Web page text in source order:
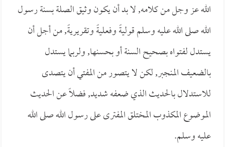
الله عز وجل من كلامه, لا بد أن يكون وثيق الصلة بسنة رسول
الله صلى الله عليه وسلم قوليةً وفعليةً وتقريريةً, من أجل أن
يستدل لفتواه بصحيح السنة أو بحسنها, ولربما يستدل
بالضعيف المنجبر, لكن لا يتصور من المفتي أن يتصدى
للاستدلال بالحديث الذي ضعفه شديد, فضلاً عن الحديث
الموضوع المكذوب المختلق المفترى على رسول الله صلى الله
عليه وسلم.